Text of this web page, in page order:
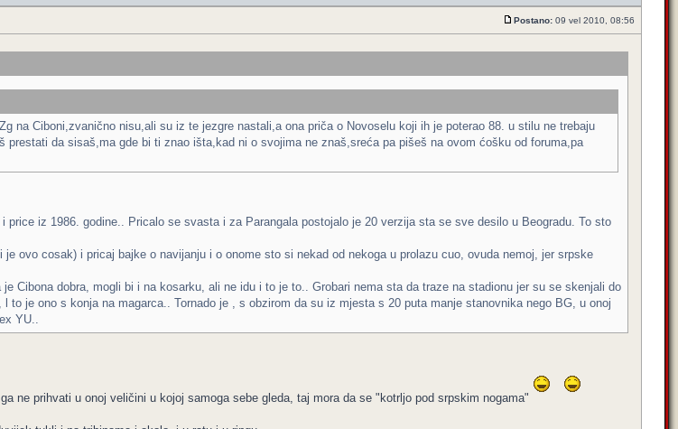
Postano: 09 vel 2010, 08:56
na Ciboni,zvanično nisu,ali su iz te jezgre nastali,a ona priča o Novoselu koji ih je poterao 88. u stilu ne trebaju
da sisaš,ma gde bi ti znao išta,kad ni o svojima ne znaš,sreća pa pišeš na ovom ćošku od foruma,pa
iz 1986. godine.. Pricalo se svasta i za Parangala postojalo je 20 verzija sta se sve desilo u Beogradu. To sto
ovo cosak) i pricaj bajke o navijanju i o onome sto si nekad od nekoga u prolazu cuo, ovuda nemoj, jer srpske
Cibona dobra, mogli bi i na kosarku, ali ne idu i to je to.. Grobari nema sta da traze na stadionu jer su se skenjali do
je ono s konja na magarca.. Tornado je , s obzirom da su iz mjesta s 20 puta manje stanovnika nego BG, u onoj
YU..
ne prihvati u onoj veličini u kojoj samoga sebe gleda, taj mora da se "kotrljo pod srpskim nogama"